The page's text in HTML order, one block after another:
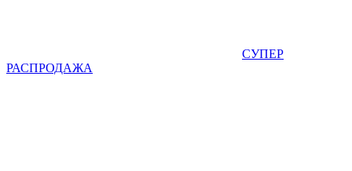
СУПЕР
РАСПРОДАЖА